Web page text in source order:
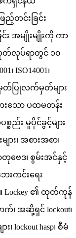
ည့်တင်းခြင်း
း အမျိုးမျိုးကို ကာ
တ်လုပ်ရာတွင် ၁၀
ISO14001၊
အမှတ်ပြုလက်မှတ်များ
ားသော ပထမတန်း
ည်း မူပိုင်ခွင့်များ
း၊ အစားအစာ၊
ဗေဒ၊ စွမ်းအင်နှင့်
းကင်းရေး
Lockey ၏ ထုတ်ကုန်
၊ အဆို့ရှင် lockout၊
း၊ lockout hasp၊ စီမံ